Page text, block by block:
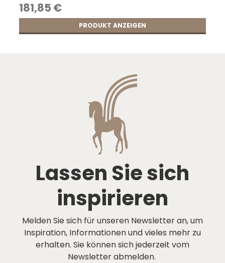
181,85 €
PRODUKT ANZEIGEN
Lassen Sie sich
inspirieren
Melden Sie sich für unseren Newsletter an, um
Inspiration, Informationen und vieles mehr zu
erhalten. Sie können sich jederzeit vom
Newsletter abmelden.